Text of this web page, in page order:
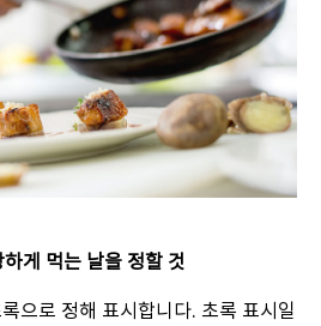
게 먹는 날을 정할 것
으로 정해 표시합니다. 초록 표시일